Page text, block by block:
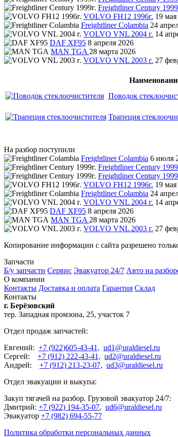
Freightliner Century
VOLVO FH12 1996г. 19
Freightliner Colambia 24
VOLVO VNL 2004 г. 14
DAF XF95 8 апреля 2026
MAN TGA 28 марта 2026
VOLVO VNL 2003 г. 27
Поводок
Трапеция
На разбор поступили
Freightliner Colambia 6 июля
Freightliner Century
Freightliner Century
VOLVO FH12 1996г. 19
Freightliner Colambia 24
VOLVO VNL 2004 г. 14
DAF XF95 8 апреля 2026
MAN TGA 28 марта 2026
VOLVO VNL 2003 г. 27
Копирование информации с сайта разрешено
Запчасти
Б/у запчасти Сервис Эвакуатор 24/7 Авто на
О компании
Контакты Доставка и оплата Гарантия Склад
Контакты
г. Берёзовский
тер. Западная промзона, 25, участок 7
Отдел продаж запчастей:
Евгений: +7 (922)605-43-41, ud1@uraldiesel.ru
Сергей: +7 (912) 222-43-41, ud2@uraldiesel.ru
Андрей: +7 (912) 213-23-07, ud3@uraldiesel.ru
Отдел эвакуации и выкупа:
Закуп тягачей на разбор. Грузовой эвакуатор 24/7:
Дмитрий: +7 (922) 194-35-07, ud6@uraldiesel.ru
Эвакуатор +7 (982) 694-55-77
Политика обработки персональных данных